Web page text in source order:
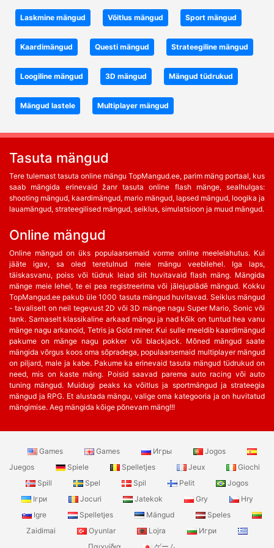
Laskmine mängud Võitlus mängud Sport mängud
Kaardimängud Questi mängud Strateegiline mängud
Loogiline mängud 3D mängud Mängud tüdrukud
Mängud lastele Multiplayer mängud
Tasuta mängud
Tere tulemast tasuta online mängu TopMangud.ee, parim mäng portaal, kus
saab mängida erinevaid žanr tasuta online flash mänge, sealhulgas:
shooting mängud, kaardimängud, mario mängud, lapsed mängud, loogika ja
lauamängud, strateegilised mängud, seiklus, simulatsioon ja muud mängud.
Online mängud
Online mängud on üks populaarsemaid vorme online meelelahutus. Kui
jääte igav, sa oled teretulnud meie mängu veebilehel. Iga laps,
täiskasvanu, poiss või tüdruk leiad siit huvitavaid flash mäng. Mängida
mänge meie lehel, te ei pea registreerima või jālejuplādē mängud. Kokku
TopMangud.ee pakub üle 1000 tasuta mängud huvitavad. Seiklus mängud
- tavaliselt on neil tegevust 2D või 3D mänge nagu Super Mario, Sonic või
tank. Sarnaselt klassikaline arkaad mängu ja nad kõik on tuntud hea vanu
mänge nagu arkanoid, Tetris ja Gold miner. Kui sulle meeldib kaardimängud
pakume on mänge nagu pokker või blackjack. Mõned mängud saate
mängida võrgus koos oma sõpradega, populaarsemaid multiplayer mängud
on piljard, male ja kabe. Pakume ka erinevaid tasuta mängud tüdrukud on
need, mis on kaste mäng. Poisid saavad parema auto racing või auto
tuning mängud. Muidugi peaks ka võitlus ja sportmängud ja strateegia
mängud ja RPG. Et alustada mängu, valige oma kategooria ja on huvitatud
mängimise. Aeg mängida kõige põnevam mäng!!!
Games Games Игры
Jogos
Juegos
Spiele Spelletjes Jeux
Giochi
Spill
Spel Spil Pelit
Jogos
Ігри
Jocuri Jatekok Gry
Hry
Igre
Spelletjes Mängud
Speles
Zaidimai
Oyunlar Lojra
Игри